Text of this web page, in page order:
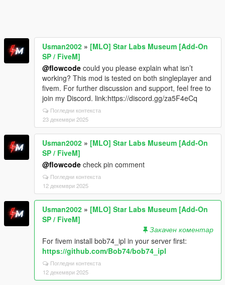
Usman2002 » [MLO] Star Labs Museum [Add-On
SP / FiveM]
@flowcode could you please explain what isn’t
working? This mod is tested on both singleplayer and
fivem. For further discussion and support, feel free to
join my Discord. link:https://discord.gg/za5F4eCq
Погледни контекста
23 декември 2025
Usman2002 » [MLO] Star Labs Museum [Add-On
SP / FiveM]
@flowcode check pin comment
Погледни контекста
12 декември 2025
Usman2002 » [MLO] Star Labs Museum [Add-On
SP / FiveM]
Закачен коментар
For fivem install bob74_ipl in your server first:
https://github.com/Bob74/bob74_ipl
Погледни контекста
12 декември 2025